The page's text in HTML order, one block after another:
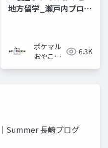
地方留学_瀬戸内プログ
ポケマル
おやこ地
6.3K
Summer ⻑崎プログ